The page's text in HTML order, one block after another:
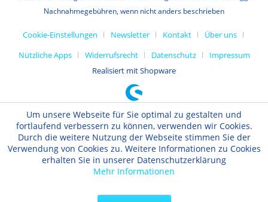
Nachnahmegebühren, wenn nicht anders beschrieben
Cookie-Einstellungen Newsletter Kontakt
Über uns
Nützliche Apps
Widerrufsrecht Datenschutz
Impressum
Realisiert mit Shopware
Um unsere Webseite für Sie optimal zu gestalten und
fortlaufend verbessern zu können, verwenden wir Cookies.
Durch die weitere Nutzung der Webseite stimmen Sie der
Verwendung von Cookies zu. Weitere Informationen zu Cookies
erhalten Sie in unserer Datenschutzerklärung
Mehr Informationen